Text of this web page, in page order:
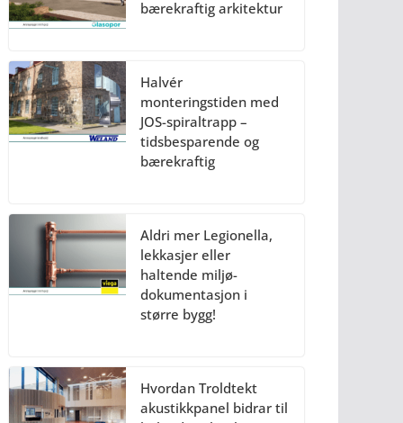
bærekraftig arkitektur
Halvér
monteringstiden med
JOS-spiraltrapp –
tidsbesparende og
bærekraftig
Aldri mer Legionella,
lekkasjer eller
haltende miljø-
dokumentasjon i
større bygg!
Hvordan Troldtekt
akustikkpanel bidrar til